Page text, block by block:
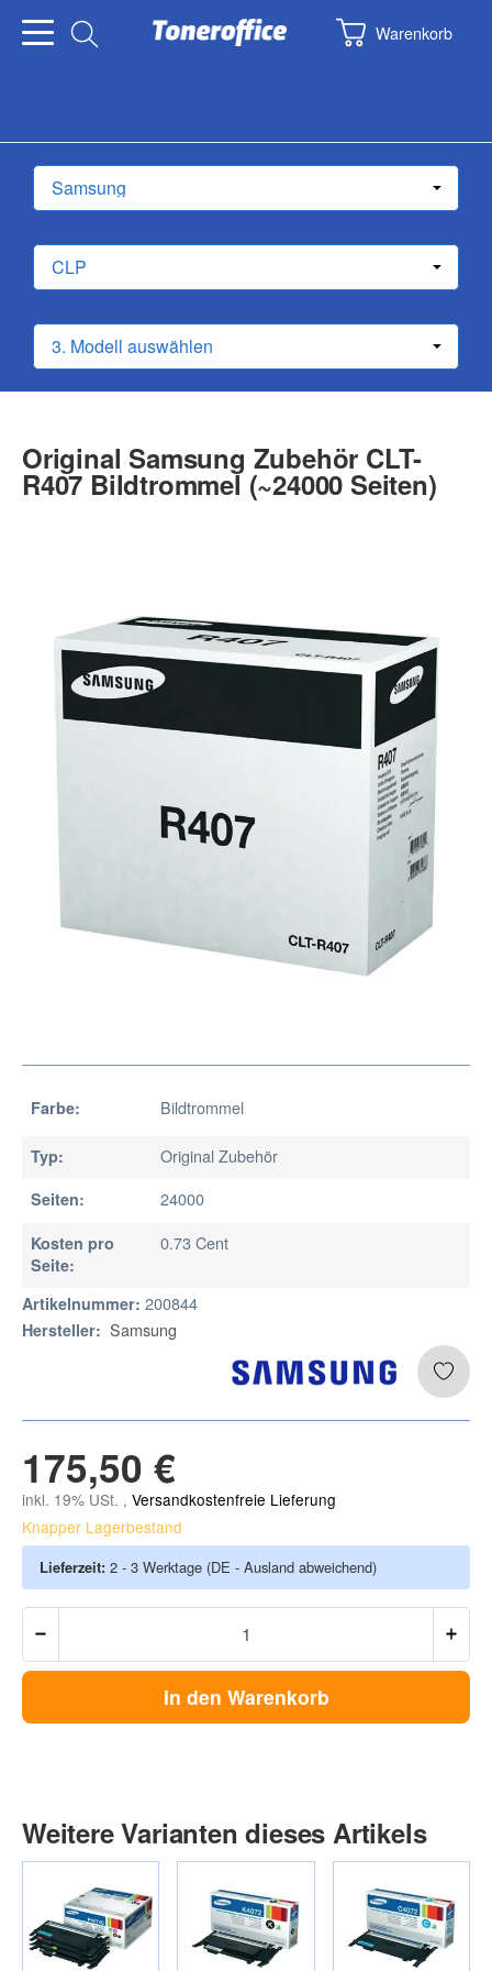
Warenkorb
Original Samsung Zubehör CLT-
R407 Bildtrommel (~24000 Seiten)
Farbe: Bildtrommel
Typ: Original Zubehör
Seiten: 24000
Kosten pro
Seite:
0.73 Cent
Artikelnummer: 200844
Hersteller: Samsung
175,50 €
inkl. 19% USt. , Versandkostenfreie Lieferung
Knapper Lagerbestand
Lieferzeit: 2 - 3 Werktage (DE - Ausland abweichend)
In den Warenkorb
Weitere Varianten dieses Artikels